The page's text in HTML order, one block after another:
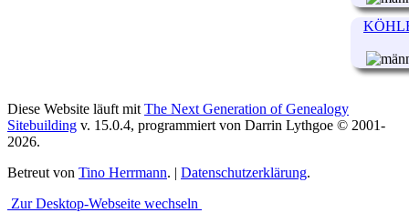
Diese Website läuft mit The Next Generation of Genealogy
Sitebuilding v. 15.0.4, programmiert von Darrin Lythgoe © 2001-
2026.
Betreut von Tino Herrmann. | Datenschutzerklärung.
Zur Desktop-Webseite wechseln